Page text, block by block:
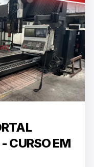
CURSO EM